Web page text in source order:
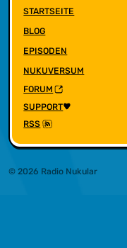
STARTSEITE
BLOG
EPISODEN
NUKUVERSUM
FORUM
SUPPORT
RSS
© 2026 Radio Nukular